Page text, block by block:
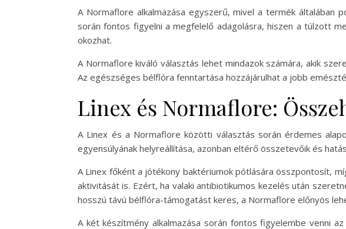
A Normaflore alkalmazása egyszerű, mivel a termék általában
során fontos figyelni a megfelelő adagolásra, hiszen a túlzott
okozhat.
A Normaflore kiváló választás lehet mindazok számára, akik
Az egészséges bélflóra fenntartása hozzájárulhat a jobb
Linex és Normaflore:
A Linex és a Normaflore közötti választás során érdemes
egyensúlyának helyreállítása, azonban eltérő összetevőik és
A Linex főként a jótékony baktériumok pótlására összpontosít,
aktivitását is. Ezért, ha valaki antibiotikumos kezelés után
hosszú távú bélflóra-támogatást keres, a Normaflore előnyös
A két készítmény alkalmazása során fontos figyelembe venni